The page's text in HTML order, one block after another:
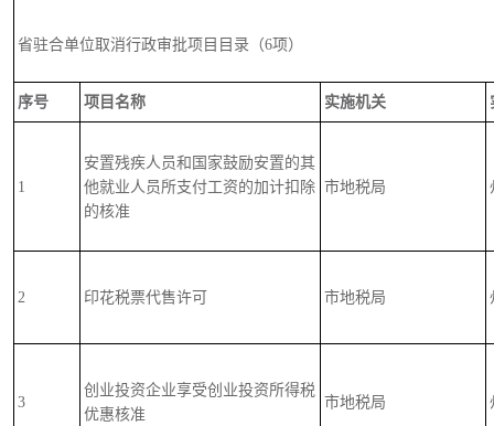
省驻合单位取消行政审批项目目录（6项）
序号 项目名称 实施机关
1
安置残疾人员和国家鼓励安置的其
他就业人员所支付工资的加计扣除
的核准
市地税局
2 印花税票代售许可 市地税局
3
创业投资企业享受创业投资所得税
优惠核准
市地税局